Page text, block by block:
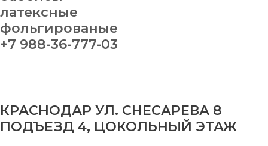
латексные
фольгированые
+7 988-36-777-03
КРАСНОДАР УЛ. СНЕСАРЕВА 8
ПОДЪЕЗД 4, ЦОКОЛЬНЫЙ ЭТАЖ